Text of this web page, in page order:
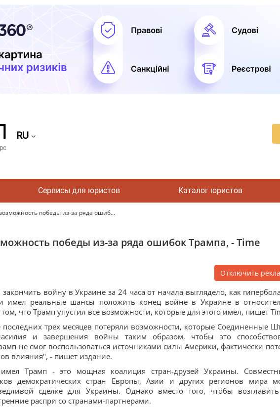
RU
Сервисы для юристов Каталог юристов
победы из-за ряда ошиб...
победы из-за ряда ошибок Трампа, - Time
Отключить
войну в Украине за 24 часа от начала выглядело, как
имел реальные шансы положить конец войне в Украине в
что Трамп упустил все возможности, которые для этого имел, пишет
последних трех месяцев потеряли возможности, которые Соединенные
и завершения войны таким образом, чтобы это
не смог воспользоваться источниками силы Америки, фактически
влияния", - пишет издание.
Трамп - это мощная коалиция стран-друзей Украины.
демократических стран Европы, Азии и других регионов мира
сделке для Украины. Однако вместо того, чтобы
распри со странами-партнерами.